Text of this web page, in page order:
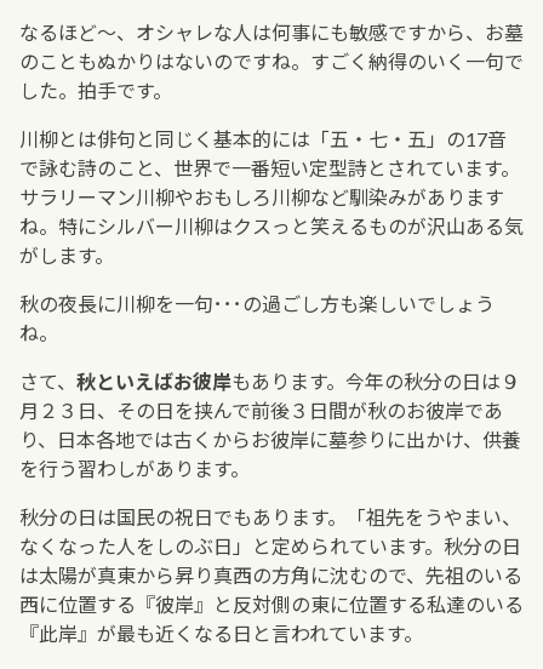
なるほど～、オシャレな人は何事にも敏感ですから、お墓
のこともぬかりはないのですね。すごく納得のいく一句で
した。拍手です。
川柳とは俳句と同じく基本的には「五・七・五」の17音
で詠む詩のこと、世界で一番短い定型詩とされています。
サラリーマン川柳やおもしろ川柳など馴染みがあります
ね。特にシルバー川柳はクスっと笑えるものが沢山ある気
がします。
秋の夜長に川柳を一句･･･の過ごし方も楽しいでしょう
ね。
さて、 秋といえばお彼岸もあります。今年の秋分の日は９
月２３日、その日を挟んで前後３日間が秋のお彼岸であ
り、日本各地では古くからお彼岸に墓参りに出かけ、供養
を行う習わしがあります。
秋分の日は国民の祝日でもあります。「祖先をうやまい、
なくなった人をしのぶ日」と定められています。秋分の日
は太陽が真東から昇り真西の方角に沈むので、先祖のいる
西に位置する『彼岸』と反対側の東に位置する私達のいる
『此岸』が最も近くなる日と言われています。